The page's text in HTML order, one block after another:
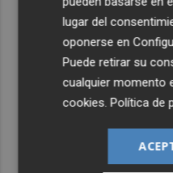
lugar del
oponerse en
Puede retirar su
cualquier momento
cookies .Política de